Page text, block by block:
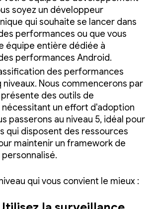
soyez un développeur
qui souhaite se lancer dans
performances ou que vous
équipe entière dédiée à
performances Android.
des performances
Nous commencerons par
présente des outils de
un effort d'adoption
passerons au niveau 5, idéal pour
qui disposent des ressources
maintenir un framework de
qui vous convient le mieux :